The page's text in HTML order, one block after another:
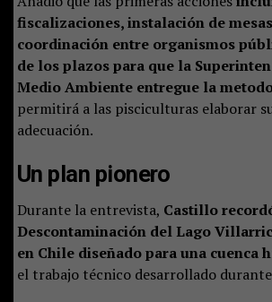
fiscalizaciones, instalación de
coordinación entre organismos
de los plazos para que la
Medio Ambiente entregue la
permitirá a las pisciculturas elaborar
adecuación.
Un plan pionero
Durante la entrevista, Castillo
Descontaminación del Lago
en Chile diseñado para una cuenca
el trabajo técnico desarrollado